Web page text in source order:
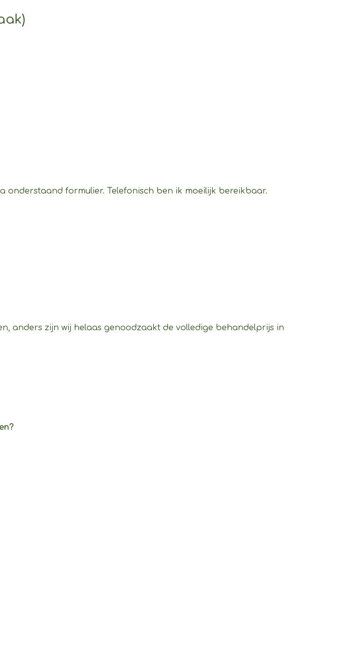
onderstaand formulier. Telefonisch ben ik moeilijk bereikbaar.
anders zijn wij helaas genoodzaakt de volledige behandelprijs in